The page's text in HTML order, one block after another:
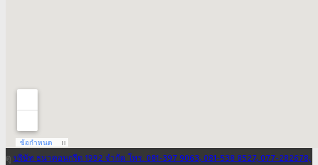
ดู บริษัท ธนาคอนกรีต 1992 จำกัด โทร. 081-397 9063, 081-538 8527, 077-282678,